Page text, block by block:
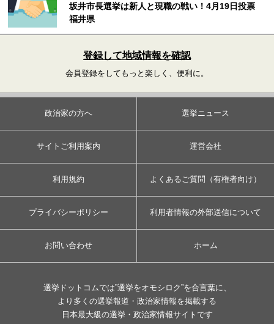
坂井市長選挙は新人と現職の戦い！4月19日投票
福井県
登録して地域情報を確認
会員登録をしてもっと楽しく、便利に。
政治家の方へ 選挙ニュース
サイトご利用案内 運営会社
利用規約 よくあるご質問（有権者向け）
プライバシーポリシー 利用者情報の外部送信について
お問い合わせ ホーム
選挙ドットコムでは”選挙をオモシロク”を合言葉に、
より多くの選挙報道・政治家情報を掲載する
日本最大級の選挙・政治家情報サイトです